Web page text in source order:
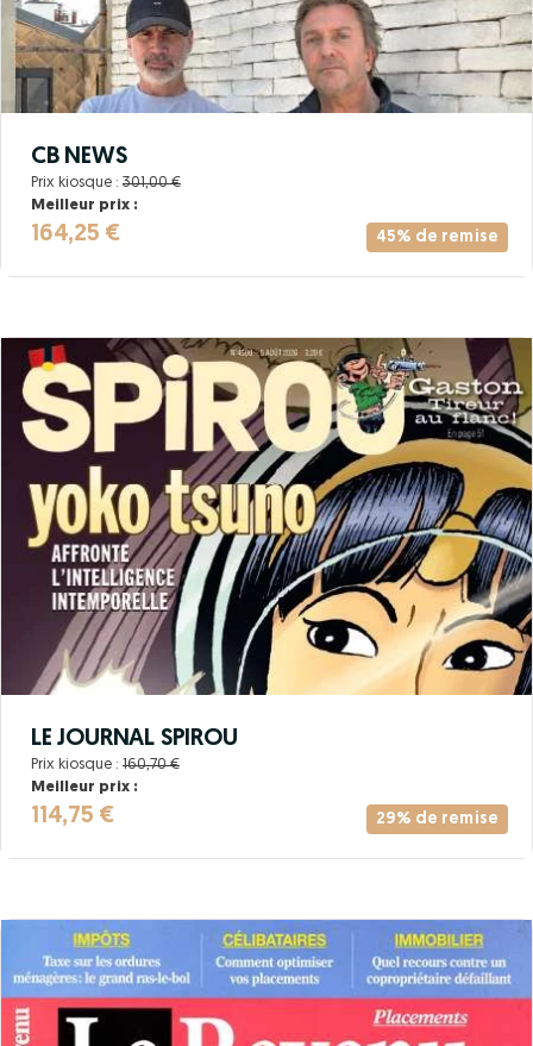
45% de remise
CB NEWS
Prix kiosque : 301,00 €
Meilleur prix :
164,25 €
29% de remise
LE JOURNAL SPIROU
Prix kiosque : 160,70 €
Meilleur prix :
114,75 €